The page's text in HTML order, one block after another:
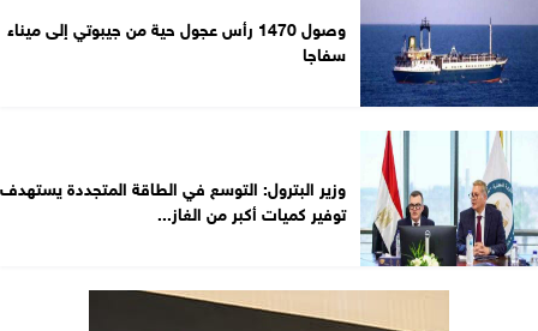
وصول 1470 رأس عجول حية من جيبوتي إلى ميناء
سفاجا
وزير البترول: التوسع في الطاقة المتجددة يستهدف
توفير كميات أكبر من الغاز...